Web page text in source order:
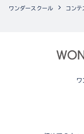
ワンダースクール コンテ
ワ